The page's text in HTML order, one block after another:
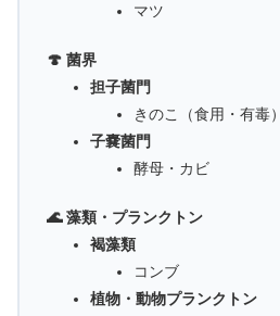
マツ
🍄 菌界
担子菌門
きのこ（食用・有毒）
子嚢菌門
酵母・カビ
🌊 藻類・プランクトン
褐藻類
コンブ
植物・動物プランクトン